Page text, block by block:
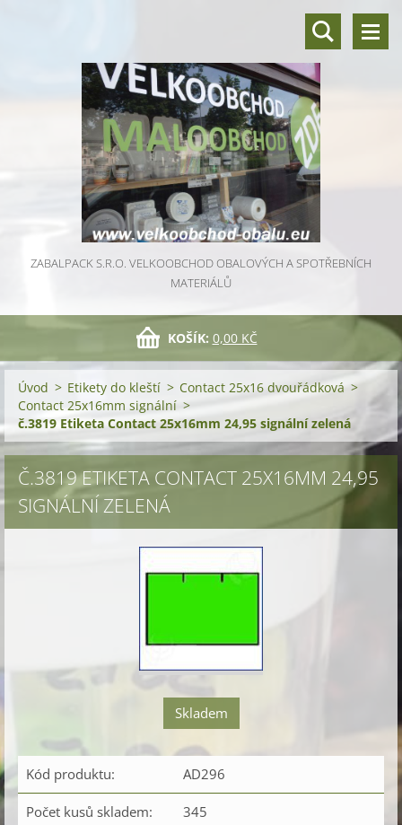
ZABALPACK S.R.O. VELKOOBCHOD OBALOVÝCH A SPOTŘEBNÍCH
MATERIÁLŮ
KOŠÍK: 0,00 KČ
Úvod > Etikety do kleští > Contact 25x16 dvouřádková >
Contact 25x16mm signální >
č.3819 Etiketa Contact 25x16mm 24,95 signální zelená
Č.3819 ETIKETA CONTACT 25X16MM 24,95
SIGNÁLNÍ ZELENÁ
Skladem
Kód produktu: AD296
Počet kusů skladem: 345